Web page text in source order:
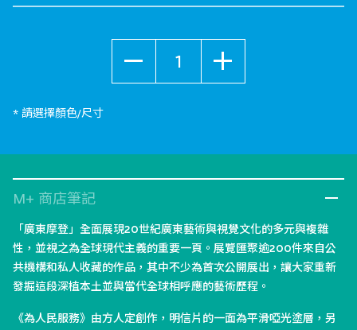
* 請選擇顏色/尺寸
M+ 商店筆記
「廣東摩登」全面展現20世紀廣東藝術與視覺文化的多元與複雜
性，並視之為全球現代主義的重要一頁。展覽匯聚逾200件來自公
共機構和私人收藏的作品，其中不少為首次公開展出，讓大家重新
發掘這段深植本土並與當代全球相呼應的藝術歷程。
《為人民服務》由方人定創作，明信片的一面為平滑啞光塗層，另